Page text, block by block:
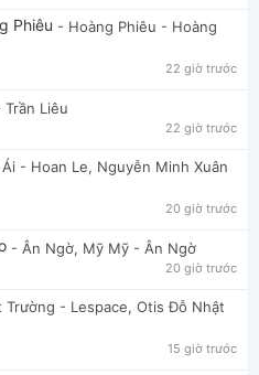
Phiêu - Hoàng Phiêu - Hoàng
22 giờ trước
Trần Liêu
22 giờ trước
- Hoan Le, Nguyễn Minh Xuân
20 giờ trước
- Ân Ngờ, Mỹ Mỹ - Ân Ngờ
20 giờ trước
Trường - Lespace, Otis Đỗ Nhật
15 giờ trước